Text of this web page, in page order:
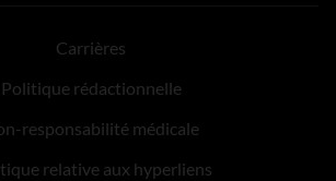
Carrières
Politique rédactionnelle
responsabilité médicale
relative aux hyperliens